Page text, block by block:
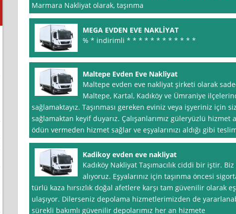
Marmara Nakliyat olarak, taşınma
MEGA EVDEN EVE NAKLİYAT
% * indirimli * * * * * * * * * * * *
Maltepe Evden Eve Nakliyat
Maltepe evden eve nakliyat şirketi olarak
Maltepe, Kartal, Kadıköy ve Ümraniye
sağlamaktayız. Taşınması gereken eviniz veya işyeriniz için
sağlamaktan keyif duyarız. Çalışanlarımız güleryüzlü hizmet
ödün vermeden hizmet sağlar ve eşyalarınızı aldığı gibi
Kadikoy evden eve nakliyat
Kadıköy Nakliyat Taşımacılık ciddi bir iştir.
alıyoruz. Eşyalarınız için taşınma öncesi
türlü kaza hırsızlık doğal afetlere karşı tam güvenilir olarak
ulaşıyor. Dilerseniz depolama hizmetlerimizden de
sürekli bakımlı güvenilir depolarımız her an hizmete